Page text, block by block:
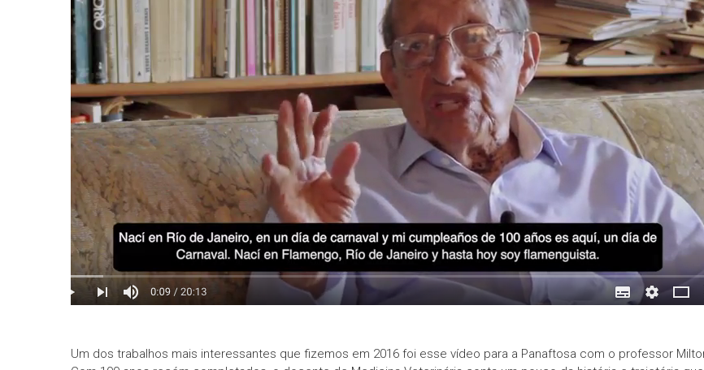
Um dos trabalhos mais interessantes que fizemos em 2016 foi esse vídeo para a Panaftosa com o professor